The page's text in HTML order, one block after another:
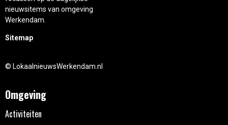
nieuwsitems van omgeving
Werkendam.
Sitemap
© LokaalnieuwsWerkendam.nl
Omgeving
Activiteiten